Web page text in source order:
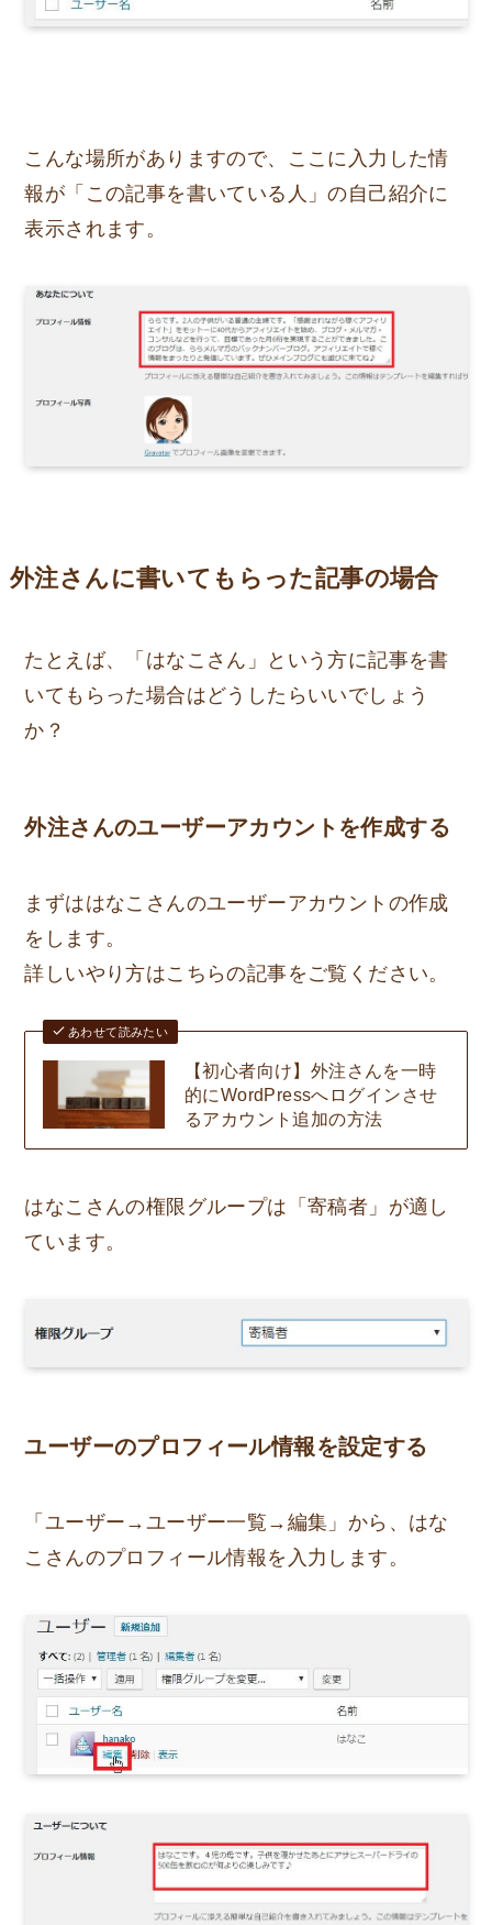
こんな場所がありますので、ここに入力した情
報が「この記事を書いている人」の自己紹介に
表示されます。
外注さんに書いてもらった記事の場合
たとえば、「はなこさん」という方に記事を書
いてもらった場合はどうしたらいいでしょう
か？
外注さんのユーザーアカウントを作成する
まずははなこさんのユーザーアカウントの作成
をします。
詳しいやり方はこちらの記事をご覧ください。
あわせて読みたい
【初心者向け】外注さんを一時
的にWordPressへログインさせ
るアカウント追加の方法
はなこさんの権限グループは「寄稿者」が適し
ています。
ユーザーのプロフィール情報を設定する
「ユーザー→ユーザー一覧→編集」から、はな
こさんのプロフィール情報を入力します。